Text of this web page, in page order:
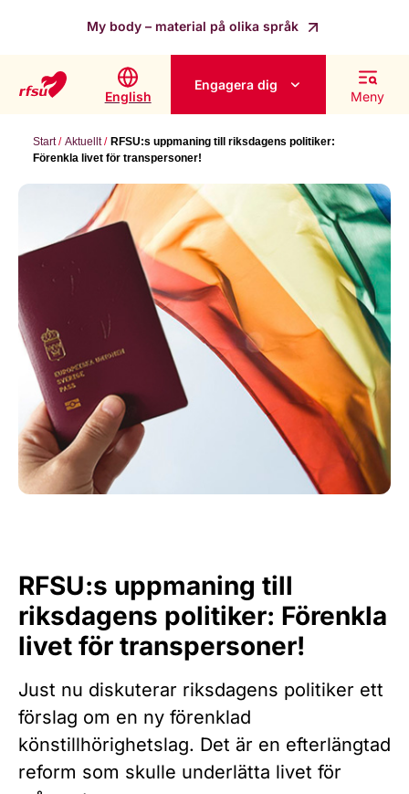
My body – material på olika språk
English
Engagera dig
Meny
Start Aktuellt
RFSU:s uppmaning till riksdagens politiker:
Förenkla livet för transpersoner!
RFSU:s uppmaning till
riksdagens politiker: Förenkla
livet för transpersoner!
Just nu diskuterar riksdagens politiker ett
förslag om en ny förenklad
könstillhörighetslag. Det är en efterlängtad
reform som skulle underlätta livet för